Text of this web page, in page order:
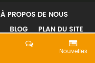
À PROPOS DE NOUS
BLOG
PLAN DU SITE
Nouvelles